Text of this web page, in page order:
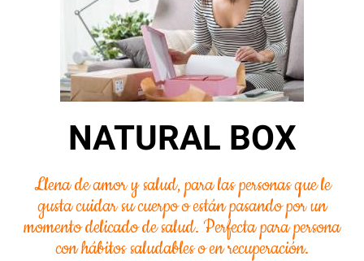
NATURAL BOX
Llena de amor y salud, para las personas que le
gusta cuidar su cuerpo o están pasando por un
momento delicado de salud. Perfecta para persona
con hábitos saludables o en recuperación.